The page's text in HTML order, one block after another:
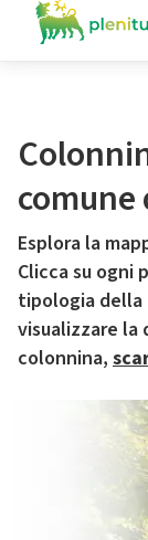
comune
Esplora la
Clicca su ogni
tipologia della
visualizzare
colonnina,